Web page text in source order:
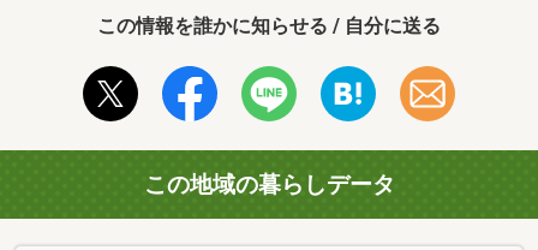
この情報を誰かに知らせる / 自分に送る
この地域の暮らしデータ